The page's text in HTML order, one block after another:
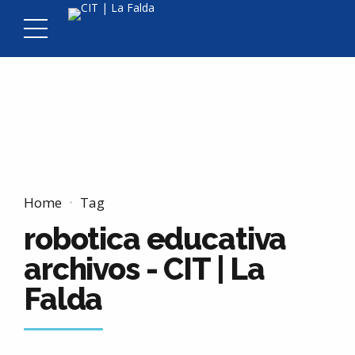
Home Tag
robotica educativa
archivos - CIT | La
Falda